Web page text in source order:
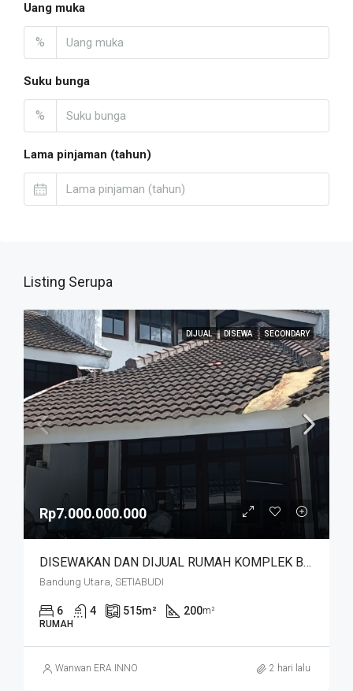
Uang muka
%
Suku bunga
%
Lama pinjaman (tahun)
Listing Serupa
DIJUAL DISEWA SECONDARY
Rp7.000.000.000
DISEWAKAN DAN DIJUAL RUMAH KOMPLEK BUDISARI HEGARMANAH SETIABUDI DKT SECAPA AD DAN YOGYA SUPERMARKET BANDUNG KOTA
Bandung Utara, SETIABUDI
6 4 515m² 200m²
RUMAH
Wanwan ERA INNO 2 hari lalu